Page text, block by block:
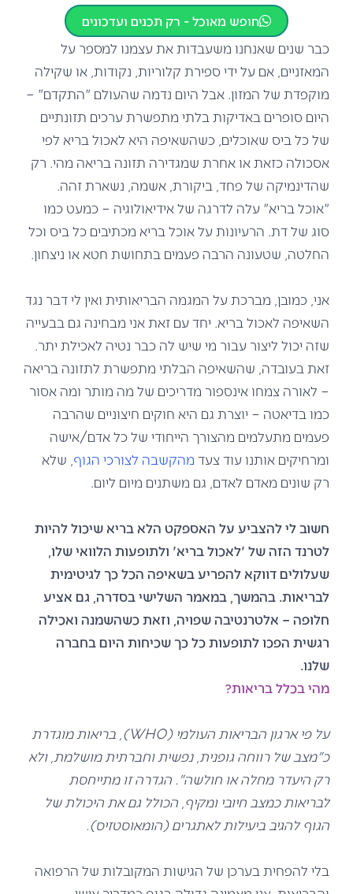
חופש מאוכל - רק תכנים ועדכונים
כבר שנים שאנחנו משעבדות את עצמנו למספר על
המאזניים, אם על ידי ספירת קלוריות, נקודות, או שקילה
מוקפדת של המזון. אבל היום נדמה שהעולם "התקדם" –
היום סופרים באדיקות בלתי מתפשרת ערכים תזונתיים
של כל ביס שאוכלים, כשהשאיפה היא לאכול בריא לפי
אסכולה כזאת או אחרת שמגדירה תזונה בריאה מהי. רק
שהדינמיקה של פחד, ביקורת, אשמה, נשארת זהה.
"אוכל בריא" עלה לדרגה של אידיאולוגיה – כמעט כמו
סוג של דת. הרעיונות על אוכל בריא מכתיבים כל ביס וכל
החלטה, שטעונה הרבה פעמים בתחושת חטא או ניצחון.
אני, כמובן, מברכת על המגמה הבריאותית ואין לי דבר נגד
השאיפה לאכול בריא. יחד עם זאת אני מבחינה גם בבעייה
שזה יכול ליצור עבור מי שיש לה כבר נטיה לאכילת יתר.
זאת בעובדה, שהשאיפה הבלתי מתפשרת לתזונה בריאה
– לאורה צמחו אינספור מדריכים של מה מותר ומה אסור
כמו בדיאטה – יוצרת גם היא חוקים חיצוניים שהרבה
פעמים מתעלמים מהצורך הייחודי של כל אדם/אישה
ומרחיקים אותנו עוד צעד מהקשבה לצורכי הגוף , שלא
רק שונים מאדם לאדם, גם משתנים מיום ליום.
חשוב לי להצביע על האספקט הלא בריא שיכול להיות
לטרנד הזה של 'לאכול בריא' ולתופעות הלוואי שלו,
שעלולים דווקא להפריע בשאיפה הכל כך לגיטימית
לבריאות. בהמשך, במאמר השלישי בסדרה, גם אציע
חלופה – אלטרנטיבה שפויה , וזאת כשהשמנה ואכילה
רגשית הפכו לתופעות כל כך שכיחות היום בחברה
שלנו.
מהי בכלל בריאות?
על פי ארגון הבריאות העולמי (WHO), בריאות מוגדרת
כ"מצב של רווחה גופנית, נפשית וחברתית מושלמת, ולא
רק היעדר מחלה או חולשה". הגדרה זו מתייחסת
לבריאות כמצב חיובי ומקיף, הכולל גם את היכולת של
הגוף להגיב ביעילות לאתגרים (הומאוסטזיס).
בלי להפחית בערכן של הגישות המקובלות של הרפואה